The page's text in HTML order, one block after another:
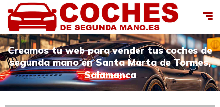
Creamos tu web para vender tus coches de
segunda mano en Santa Marta de Tormes,
Salamanca